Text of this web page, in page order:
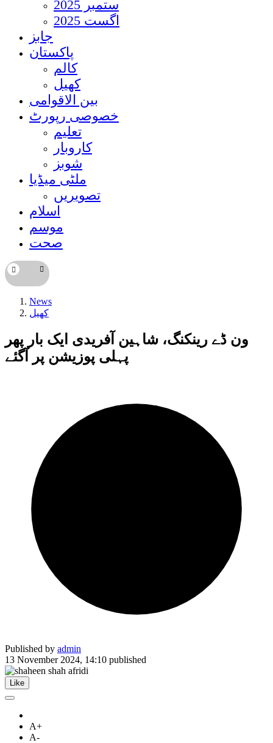
ستمبر 2025
اگست 2025
جابز
پاکستان
کالم
کھیل
بین الاقوامی
خصوصی رپورٹ
تعلیم
کاروبار
شوبز
ملٹی میڈیا
تصویریں
اسلام
موسم
صحت
News
کھیل
ون ڈے رینکنگ، شاہین آفریدی ایک بار پھر
پہلی پوزیشن پر آگئے
Published by admin
13 November 2024, 14:10 published
Like
A+
A-